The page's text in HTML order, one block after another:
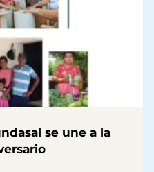
se une a la